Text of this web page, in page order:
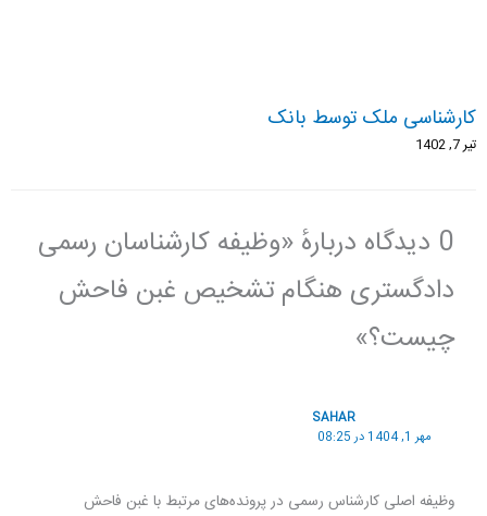
کارشناسی ملک توسط بانک
تیر 7, 1402
0 دیدگاه دربارهٔ «وظیفه کارشناسان رسمی
دادگستری هنگام تشخیص غبن فاحش
چیست؟»
SAHAR
مهر 1, 1404 در 08:25
وظیفه اصلی کارشناس رسمی در پرونده‌های مرتبط با غبن فاحش